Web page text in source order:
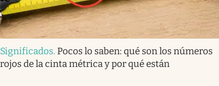
Significados. Pocos lo saben: qué son los números
rojos de la cinta métrica y por qué están